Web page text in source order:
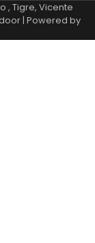
, Tigre, Vicente
| Powered by